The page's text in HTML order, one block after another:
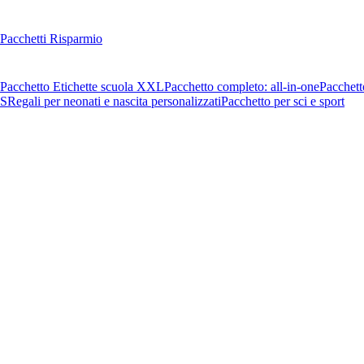
Pacchetti Risparmio
Pacchetto Etichette scuola XXLPacchetto completo: all-in-one
Regali per neonati e nascita personalizzatiPacchetto per sci e sport